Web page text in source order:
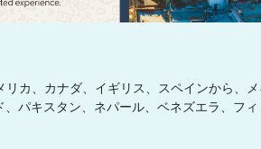
カ、カナダ、イギリス、スペインから、
、パキスタン、ネパール、ベネズエラ、フ